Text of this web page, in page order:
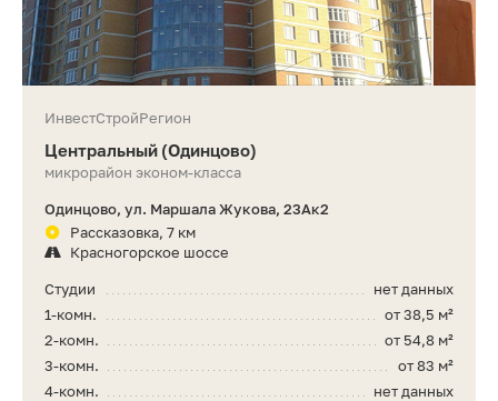
ИнвестСтройРегион
Центральный (Одинцово)
микрорайон эконом-класса
Одинцово, ул. Маршала Жукова, 23Ак2
Рассказовка, 7 км
Красногорское шоссе
нет данных
Студии
от 38,5 м²
1-комн.
от 54,8 м²
2-комн.
от 83 м²
3-комн.
нет данных
4-комн.